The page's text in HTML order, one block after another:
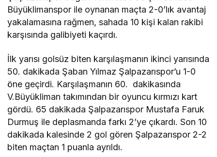
Büyüklimanspor ile oynanan maçta 2-0’lık avantaj
yakalamasına rağmen, sahada 10 kişi kalan rakibi
karşısında galibiyeti kaçırdı.
İlk yarısı golsüz biten karşılaşmanın ikinci yarısında
50. dakikada Şaban Yılmaz Şalpazarıspor’u 1-0
öne geçirdi. Karşılaşmanın 60. dakikasında
V.Büyükliman takımından bir oyuncu kırmızı kart
gördü. 65 dakikada Şalpazarıspor Mustafa Faruk
Durmuş ile deplasmanda farkı 2’ye çıkardı. Son 10
dakikada kalesinde 2 gol gören Şalpazarıspor 2-2
biten maçtan 1 puanla ayrıldı.